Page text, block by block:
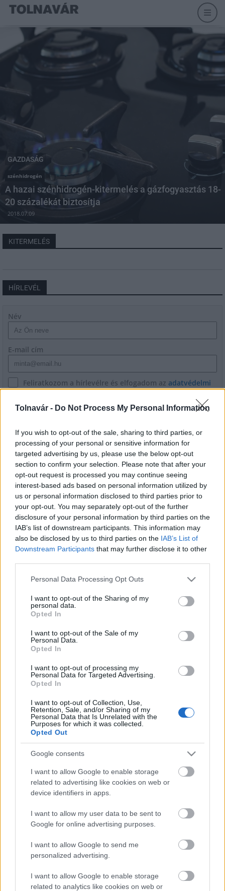
Tolnavár - Do Not Process My Personal Information
If you wish to opt-out of the sale, sharing to third parties, or
processing of your personal or sensitive information for
targeted advertising by us, please use the below opt-out
section to confirm your selection. Please note that after your
opt-out request is processed you may continue seeing
interest-based ads based on personal information utilized by
us or personal information disclosed to third parties prior to
your opt-out. You may separately opt-out of the further
disclosure of your personal information by third parties on the
IAB’s list of downstream participants. This information may
also be disclosed by us to third parties on the IAB’s List of
Downstream Participants that may further disclose it to other
Please note that this website/app uses one or more Google
not limited to your visit or usage behaviour. You may click to
grant or deny consent to Google and its third-party tags to
use your data for below specified purposes in below Google
consent section.
Personal Data Processing Opt Outs
I want to opt-out of the Sharing of my
personal data.
Opted In
I want to opt-out of the Sale of my
Personal Data.
Opted In
I want to opt-out of processing my
Personal Data for Targeted Advertising.
Opted In
I want to opt-out of Collection, Use,
Retention, Sale, and/or Sharing of my
Personal Data that Is Unrelated with the
Purposes for which it was collected.
Opted Out
Google consents
I want to allow Google to enable storage
related to advertising like cookies on web or
device identifiers in apps.
I want to allow my user data to be sent to
Google for online advertising purposes.
I want to allow Google to send me
personalized advertising.
I want to allow Google to enable storage
related to analytics like cookies on web or
GAZDASÁG
szénhidrogén
A hazai szénhidrogén-kitermelés a gázfogyasztás 18-
20 százalékát biztosítja
2018.07.09
KITERMELÉS
HÍRLEVÉL
Név
E-mail cím
Feliratkozom a hírlevélre és elfogadom az adatvédelmi
FELIRATKOZÁS
LEGFRISSEBB
Országos hírek
Szakirányú továbbképzésekkel segíti idén is a társadalmi
kihívások leküzdését a Gál Ferenc Egyetem
Kiemelt fontosságú a Gál Ferenc Egyetem számára a jövőbe
mutató szakmai felkészültség átadása, a folyamatos szakmai
fejlődés támogatása.
A LAKOSSÁGRA IS FONTOS SZEREP HÁRUL A
SZÚNYOGINVÁZIÓ ELKERÜLÉSÉBEN
TÚLFOGYASZTÁS NAPJA - JÚLIUS 30-RA
FELHASZNÁLTA AZ EMBERISÉG A FÖLD EGÉSZ
ÉVRE ELEGENDŐ ERŐFORRÁSAIT
Helyi hírek
BEINDULT AZ ŐSZIBARACKSZEZON,
SZEPTEMBERIG ÉLVEZHETJÜK
HIRDETÉS
LEGOLVASOTTABB
A lakosságra is fontos szerep hárul a
szúnyoginvázió elkerülésében